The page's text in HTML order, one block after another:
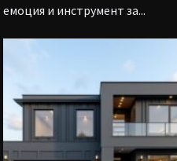
емоция и инструмент за...